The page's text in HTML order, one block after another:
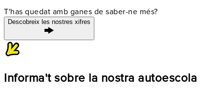
T'has quedat amb ganes de saber-ne més?
Descobreix les nostres xifres
Informa't sobre la nostra autoescola